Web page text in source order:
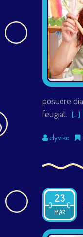
posuere
feugiat. […]
elyviko
23
MAR
2015